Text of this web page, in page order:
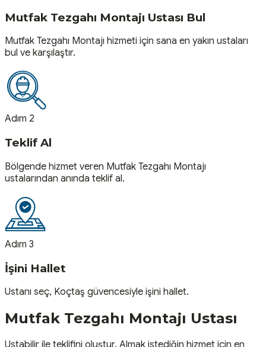
Mutfak Tezgahı Montajı Ustası Bul
Mutfak Tezgahı Montajı hizmeti için sana en yakın ustaları
bul ve karşılaştır.
Adım 2
Teklif Al
Bölgende hizmet veren Mutfak Tezgahı Montajı
ustalarından anında teklif al.
Adım 3
İşini Hallet
Ustanı seç, Koçtaş güvencesiyle işini hallet.
Mutfak Tezgahı Montajı Ustası